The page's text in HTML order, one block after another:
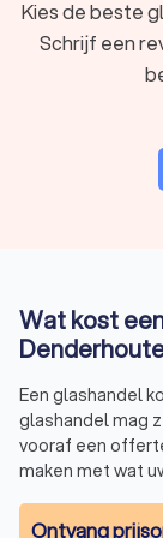
Spoed
ruit snel
inbraak of
in
definitief
Denderhoutem
factoren, zoals:
het type
de
Gemiddeld
uur. Voor een
de kosten kunt
bij verschillende
Kies de beste
Schrijf een
Wat kost
Een glashandel
glashandel mag
vooraf een
maken met wat
Ontvang